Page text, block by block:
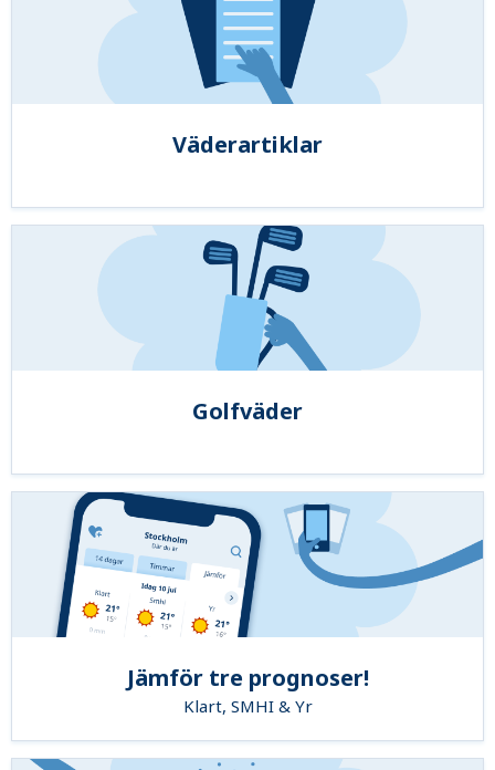
Väderartiklar
Golfväder
Jämför tre prognoser!
Klart, SMHI & Yr